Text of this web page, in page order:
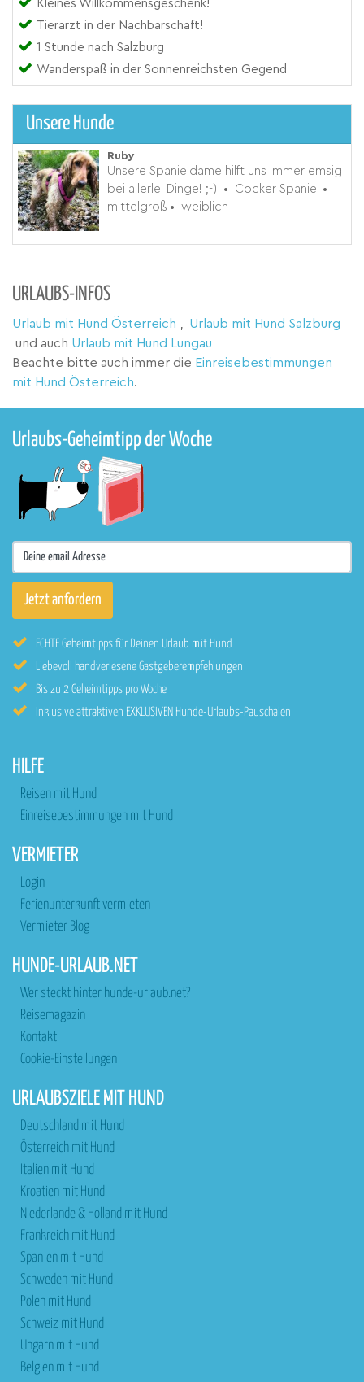
Kleines Willkommensgeschenk!
Tierarzt in der Nachbarschaft!
1 Stunde nach Salzburg
Wanderspaß in der Sonnenreichsten Gegend
Unsere Hunde
Ruby
Unsere Spanieldame hilft uns immer emsig
bei allerlei Dinge! ;-)
• Cocker Spaniel •
mittelgroß • weiblich
URLAUBS-INFOS
Urlaub mit Hund Österreich , Urlaub mit Hund Salzburg
und auch Urlaub mit Hund Lungau
Beachte bitte auch immer die Einreisebestimmungen
mit Hund Österreich.
Urlaubs-Geheimtipp der Woche
ECHTE Geheimtipps für Deinen Urlaub mit Hund
Liebevoll handverlesene Gastgeberempfehlungen
Bis zu 2 Geheimtipps pro Woche
Inklusive attraktiven EXKLUSIVEN Hunde-Urlaubs-Pauschalen
HILFE
Reisen mit Hund
Einreisebestimmungen mit Hund
VERMIETER
Login
Ferienunterkunft vermieten
Vermieter Blog
HUNDE-URLAUB.NET
Wer steckt hinter hunde-urlaub.net?
Reisemagazin
Kontakt
Cookie-Einstellungen
URLAUBSZIELE MIT HUND
Deutschland mit Hund
Österreich mit Hund
Italien mit Hund
Kroatien mit Hund
Niederlande & Holland mit Hund
Frankreich mit Hund
Spanien mit Hund
Schweden mit Hund
Polen mit Hund
Schweiz mit Hund
Ungarn mit Hund
Belgien mit Hund